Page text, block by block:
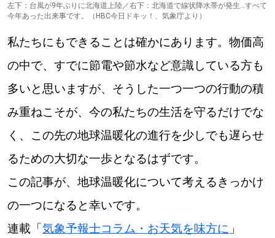
左下：台風が9年ぶりに北海道上陸／右下：北海道で線状降水帯が発生…すべて
今年あった出来事です。（HBC今日ドキッ！、気象庁より）
私たちにもできることは確かにあります。物価高
の中で、すでに節電や節水など意識している方も
多いと思いますが、そうした一つ一つの行動の積
み重ねこそが、今の私たちの生活を守るだけでな
く、この先の地球温暖化の進行を少しでも遅らせ
るための大切な一歩となるはずです。
この記事が、地球温暖化について考えるきっかけ
の一つになると幸いです。
連載「気象予報士コラム・お天気を味方に 」